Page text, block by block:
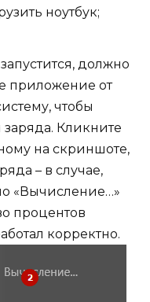
ноутбук;
должно
приложение от
чтобы
Кликните
на скриншоте,
– в случае,
«Вычисление…»
процентов
корректно.